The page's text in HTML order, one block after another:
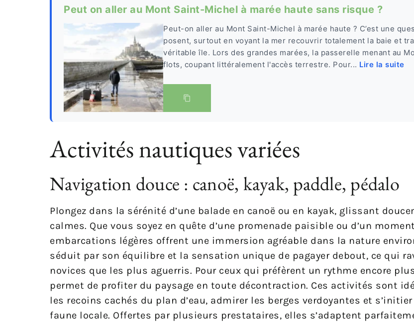
Peut on aller au Mont Saint-Michel à marée haute sans risque ?
Peut-on aller au Mont Saint-Michel à marée haute ? C’est une
posent, surtout en voyant la mer recouvrir totalement la baie et
véritable île. Lors des grandes marées, la passerelle menant au
flots, coupant littéralement l'accès terrestre. Pour... Lire la suite
Activités nautiques variées
Navigation douce : canoë, kayak, paddle, pédalo
Plongez dans la sérénité d’une balade en canoë ou en kayak, glissant
calmes. Que vous soyez en quête d’une promenade paisible ou d’un
embarcations légères offrent une immersion agréable dans la nature
séduit par son équilibre et la sensation unique de pagayer debout, ce qui
novices que les plus aguerris. Pour ceux qui préfèrent un rythme encore
permet de profiter du paysage en toute décontraction. Ces activités sont
les recoins cachés du plan d’eau, admirer les berges verdoyantes et
faune locale. Offertes par plusieurs prestataires, elles s’adaptent